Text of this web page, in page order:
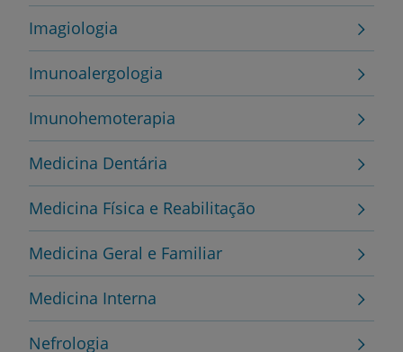
Imagiologia
Imunoalergologia
Imunohemoterapia
Medicina Dentária
Medicina Física e Reabilitação
Medicina Geral e Familiar
Medicina Interna
Nefrologia